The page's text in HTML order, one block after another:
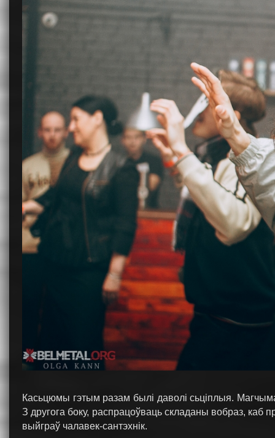
Касьцюмы гэтым разам былі даволі сьціплыя.
З другога боку, распрацоўваць складаны вобраз,
выйграў чалавек-сантэхнік.